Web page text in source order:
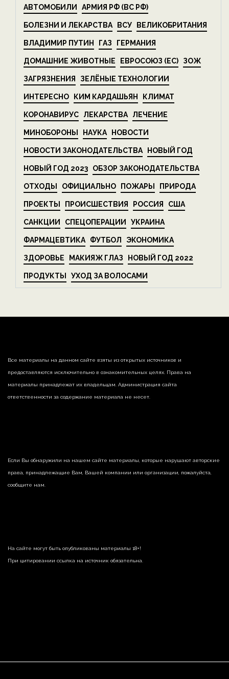
АВТОМОБИЛИ АРМИЯ РФ (ВС РФ)
БОЛЕЗНИ И ЛЕКАРСТВА ВСУ ВЕЛИКОБРИТАНИЯ
ВЛАДИМИР ПУТИН ГАЗ ГЕРМАНИЯ
ДОМАШНИЕ ЖИВОТНЫЕ ЕВРОСОЮЗ (ЕС) ЗОЖ
ЗАГРЯЗНЕНИЯ ЗЕЛЁНЫЕ ТЕХНОЛОГИИ
ИНТЕРЕСНО КИМ КАРДАШЬЯН КЛИМАТ
КОРОНАВИРУС ЛЕКАРСТВА ЛЕЧЕНИЕ
МИНОБОРОНЫ НАУКА НОВОСТИ
НОВОСТИ ЗАКОНОДАТЕЛЬСТВА НОВЫЙ ГОД
НОВЫЙ ГОД 2023 ОБЗОР ЗАКОНОДАТЕЛЬСТВА
ОТХОДЫ ОФИЦИАЛЬНО ПОЖАРЫ ПРИРОДА
ПРОЕКТЫ ПРОИСШЕСТВИЯ РОССИЯ США
САНКЦИИ СПЕЦОПЕРАЦИИ УКРАИНА
ФАРМАЦЕВТИКА ФУТБОЛ ЭКОНОМИКА
ЗДОРОВЬЕ МАКИЯЖ ГЛАЗ НОВЫЙ ГОД 2022
ПРОДУКТЫ УХОД ЗА ВОЛОСАМИ
Все материалы на данном сайте взяты из открытых источников и
предоставляются исключительно в ознакомительных целях. Права на
материалы принадлежат их владельцам. Администрация сайта
ответственности за содержание материала не несет.
Если Вы обнаружили на нашем сайте материалы, которые нарушают авторские
права, принадлежащие Вам, Вашей компании или организации, пожалуйста,
сообщите нам.
На сайте могут быть опубликованы материалы 18+!
При цитировании ссылка на источник обязательна.